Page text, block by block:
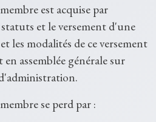
est acquise par
et le versement d'une
les modalités de ce versement
assemblée générale sur
se perd par :